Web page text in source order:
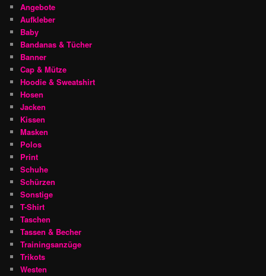
Angebote
Aufkleber
Baby
Bandanas & Tücher
Banner
Cap & Mütze
Hoodie & Sweatshirt
Hosen
Jacken
Kissen
Masken
Polos
Print
Schuhe
Schürzen
Sonstige
T-Shirt
Taschen
Tassen & Becher
Trainingsanzüge
Trikots
Westen